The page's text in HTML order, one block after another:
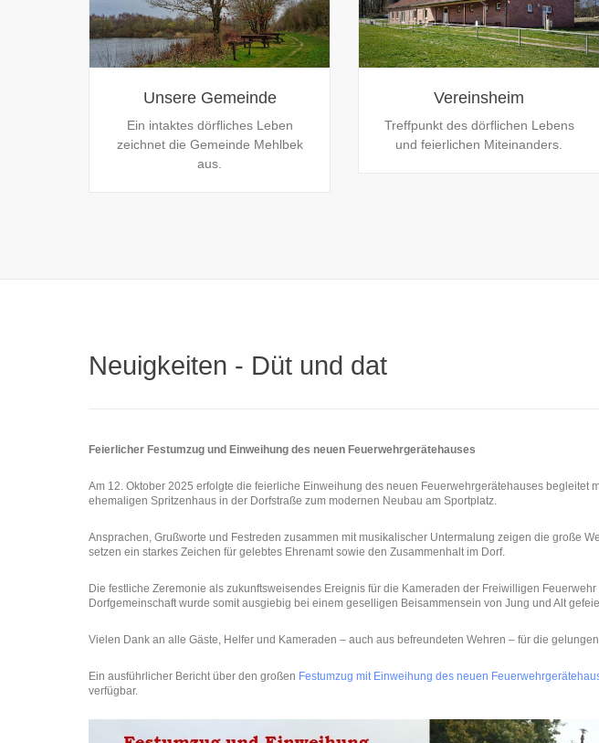
Unsere Gemeinde
Ein intaktes dörfliches Leben
zeichnet die Gemeinde Mehlbek
aus.
Vereinsheim
Treffpunkt des dörflichen Lebens
und feierlichen Miteinanders.
Neuigkeiten - Düt und dat
Feierlicher Festumzug und Einweihung des neuen Feuerwehrgerätehauses
Am 12. Oktober 2025 erfolgte die feierliche Einweihung des neuen Feuerwehrgerätehauses begleitet
ehemaligen Spritzenhaus in der Dorfstraße zum modernen Neubau am Sportplatz.
Ansprachen, Grußworte und Festreden zusammen mit musikalischer Untermalung zeigen die große
setzen ein starkes Zeichen für gelebtes Ehrenamt sowie den Zusammenhalt im Dorf.
Die festliche Zeremonie als zukunftsweisendes Ereignis für die Kameraden der Freiwilligen
Dorfgemeinschaft wurde somit ausgiebig bei einem geselligen Beisammensein von Jung und Alt
Vielen Dank an alle Gäste, Helfer und Kameraden – auch aus befreundeten Wehren – für die
Ein ausführlicher Bericht über den großen Festumzug mit Einweihung des neuen
verfügbar.